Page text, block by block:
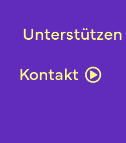
Unterstützen
Kontakt